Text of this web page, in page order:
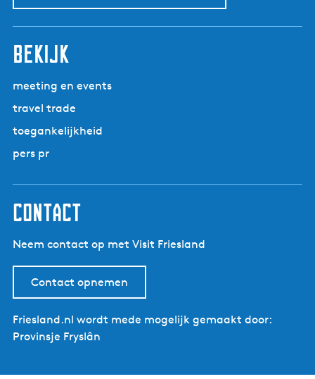
bekijk
meeting en events
travel trade
toegankelijkheid
pers pr
contact
Neem contact op met Visit Friesland
Contact opnemen
Friesland.nl wordt mede mogelijk gemaakt door:
Provinsje Fryslân